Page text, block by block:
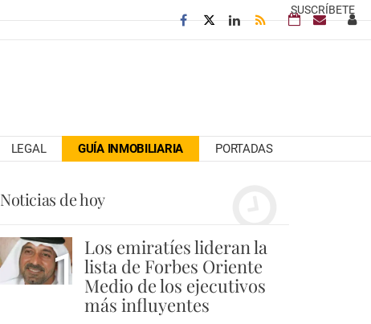
SUSCRÍBETE
LEGAL GUÍA INMOBILIARIA PORTADAS
Noticias de hoy
1 Los emiratíes lideran la
lista de Forbes Oriente
Medio de los ejecutivos
más influyentes